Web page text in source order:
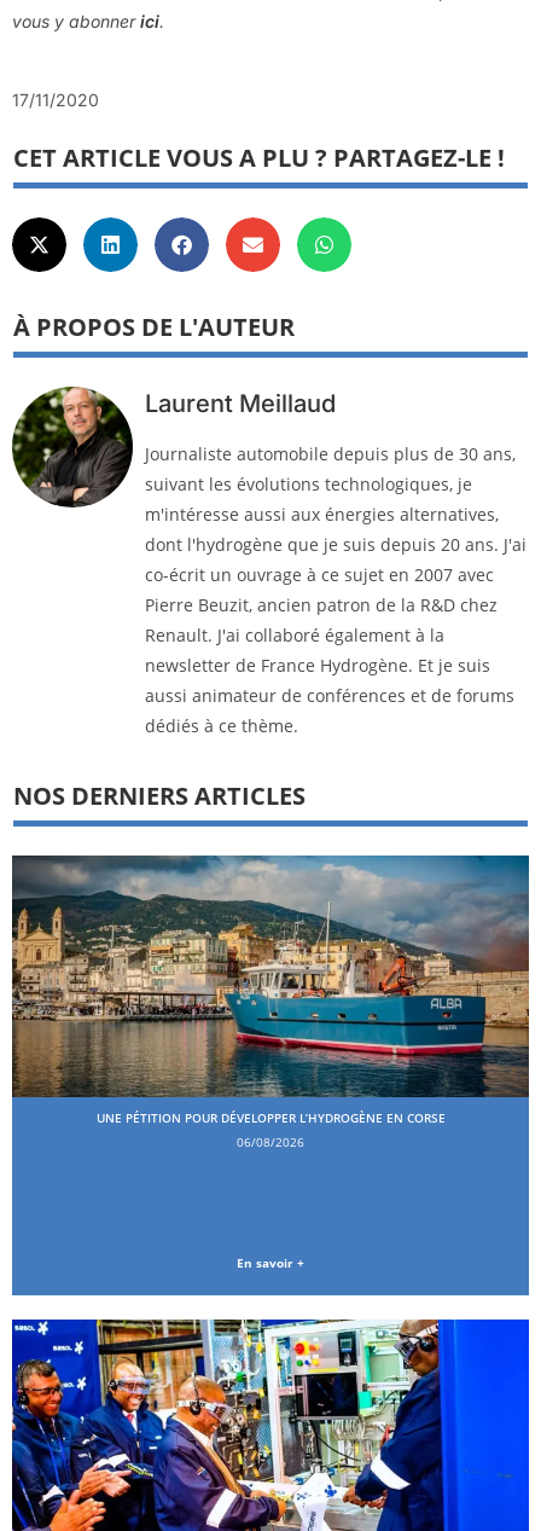
vous y abonnerici.
17/11/2020
CET ARTICLE VOUS A PLU ? PARTAGEZ-LE !
À PROPOS DE L'AUTEUR
Laurent Meillaud
Journaliste automobile depuis plus de 30 ans,
suivant les évolutions technologiques, je
m'intéresse aussi aux énergies alternatives,
dont l'hydrogène que je suis depuis 20 ans. J'ai
co-écrit un ouvrage à ce sujet en 2007 avec
Pierre Beuzit, ancien patron de la R&D chez
Renault. J'ai collaboré également à la
newsletter de France Hydrogène. Et je suis
aussi animateur de conférences et de forums
dédiés à ce thème.
NOS DERNIERS ARTICLES
UNE PÉTITION POUR DÉVELOPPER L’HYDROGÈNE EN CORSE
06/08/2026
En savoir +